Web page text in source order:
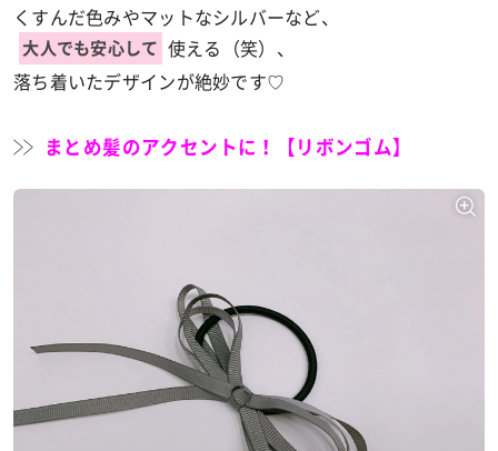
くすんだ色みやマットなシルバーなど、
大人でも安心して 使える（笑）、
落ち着いたデザインが絶妙です♡
まとめ髪のアクセントに！【リボンゴム】